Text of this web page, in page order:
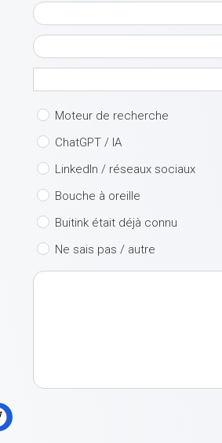
Moteur de recherche
ChatGPT / IA
LinkedIn / réseaux sociaux
Bouche à oreille
Buitink était déjà connu
Ne sais pas / autre